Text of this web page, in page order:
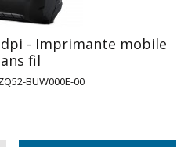
dpi - Imprimante mobile
fil
BUW000E-00